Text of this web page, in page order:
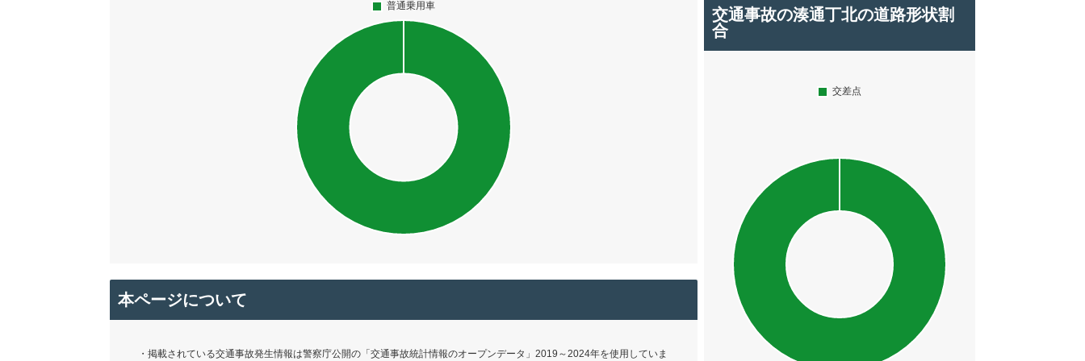
本ページについて
・掲載されている交通事故発生情報は警察庁公開の「交通事故統計情報のオープンデータ」2019～2024年を使用していま
交通事故の湊通丁北の道路形状割
合